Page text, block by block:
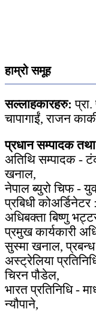
हाम्रो समूह
सल्लाहकारहरु:
चापागाईं, राजन
प्रधान सम्पादक
अतिथि सम्पादक -
खनाल,
नेपाल ब्युरो चिफ -
प्रबिधी
अधिबक्ता बिष्णु
प्रमुख कार्यकारी
सुस्मा खनाल, प्रबन्ध
अस्ट्रेलिया
चिरन पौडेल,
भारत प्रतिनिधि -
न्यौपाने,